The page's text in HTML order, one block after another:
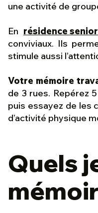
une activité de
En résidence
conviviaux. Ils
stimule aussi
Votre mémoire
de 3 rues. Repérez
puis essayez de les
d’activité physique
Quels